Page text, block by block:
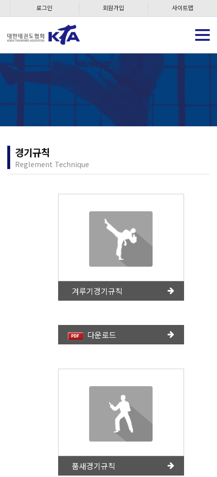
로그인 회원가입 사이트맵
경기규칙
Reglement Technique
겨루기경기규칙
다운로드
품새경기규칙